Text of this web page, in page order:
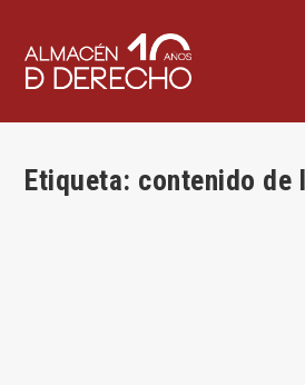
Etiqueta: contenido de